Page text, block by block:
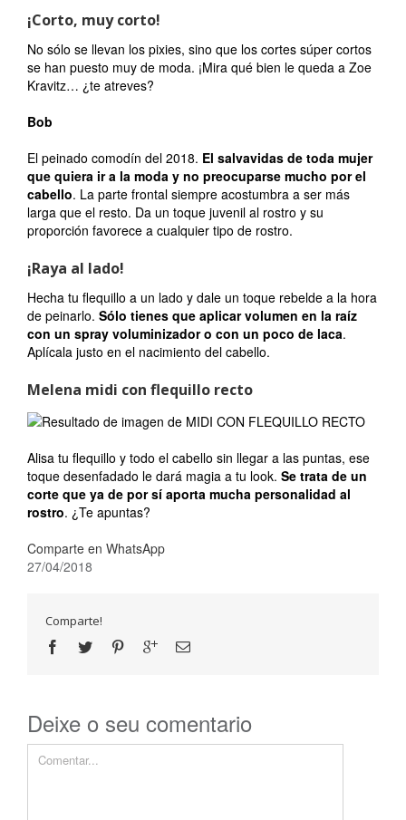
¡Corto, muy corto!
No sólo se llevan los pixies, sino que los cortes súper cortos
se han puesto muy de moda. ¡Mira qué bien le queda a Zoe
Kravitz… ¿te atreves?
Bob
El peinado comodín del 2018. El salvavidas de toda mujer
que quiera ir a la moda y no preocuparse mucho por el
cabello. La parte frontal siempre acostumbra a ser más
larga que el resto. Da un toque juvenil al rostro y su
proporción favorece a cualquier tipo de rostro.
¡Raya al lado!
Hecha tu flequillo a un lado y dale un toque rebelde a la hora
de peinarlo. Sólo tienes que aplicar volumen en la raíz
con un spray voluminizador o con un poco de laca.
Aplícala justo en el nacimiento del cabello.
Melena midi con flequillo recto
Alisa tu flequillo y todo el cabello sin llegar a las puntas, ese
toque desenfadado le dará magia a tu look. Se trata de un
corte que ya de por sí aporta mucha personalidad al
rostro. ¿Te apuntas?
Comparte en WhatsApp
27/04/2018
Comparte!
Deixe o seu comentario